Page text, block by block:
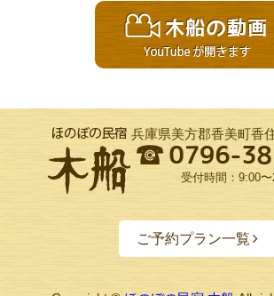
兵庫県美方郡香美町香
受付時間：9:00
ご予約プラン一覧